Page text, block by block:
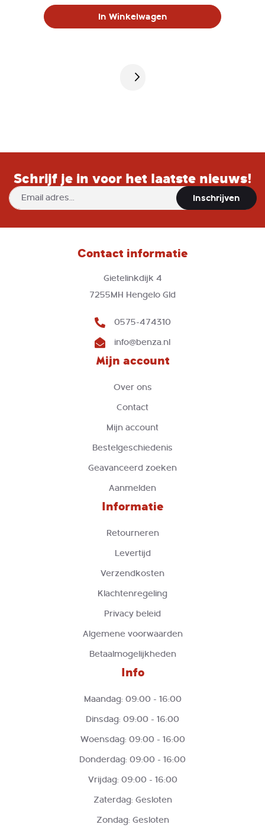
maten.
In Winkelwagen
Schrijf je in voor het laatste nieuws!
Abonneer
u
onze
Inschrijven
Contact informatie
Gietelinkdijk 4
7255MH Hengelo Gld
0575-474310
info@benza.nl
Mijn account
Over ons
Contact
Mijn account
Bestelgeschiedenis
Geavanceerd zoeken
Aanmelden
Informatie
Retourneren
Levertijd
Verzendkosten
Klachtenregeling
Privacy beleid
Algemene voorwaarden
Betaalmogelijkheden
Info
Maandag: 09:00 - 16:00
Dinsdag: 09:00 - 16:00
Woensdag: 09:00 - 16:00
Donderdag: 09:00 - 16:00
Vrijdag: 09:00 - 16:00
Zaterdag: Gesloten
Zondag: Gesloten